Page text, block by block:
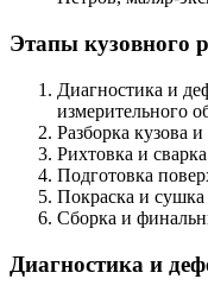
Этапы кузовного
Диагностика и
измерительного
Разборка кузова
Рихтовка и
Подготовка
Покраска и сушка
Сборка и
Диагностика и